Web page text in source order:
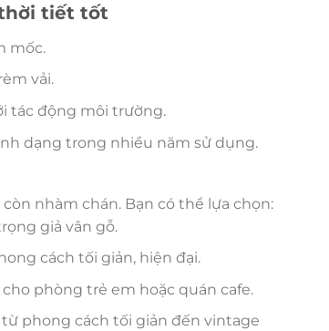
tiết tốt
mốc.
vải.
tác động môi trường.
dạng trong nhiều năm sử dụng.
nhàm chán. Bạn có thể lựa chọn:
giả vân gỗ.
cách tối giản, hiện đại.
phòng trẻ em hoặc quán cafe.
phong cách tối giản đến vintage